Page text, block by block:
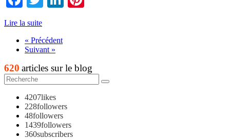
Lire la suite
« Précédent
Suivant »
620 articles sur le blog
4207likes
228followers
48followers
1439followers
360subscribers